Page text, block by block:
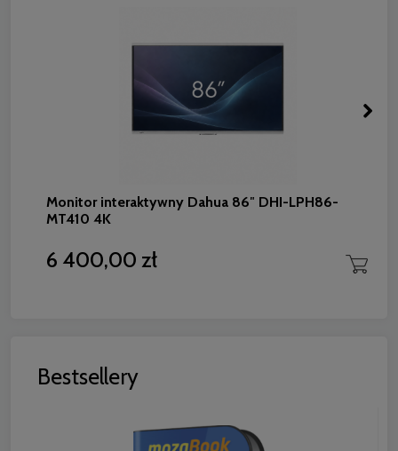
Monitor interaktywny Dahua 86″ DHI-LPH86-
MT410 4K
6 400,00 zł
Bestsellery